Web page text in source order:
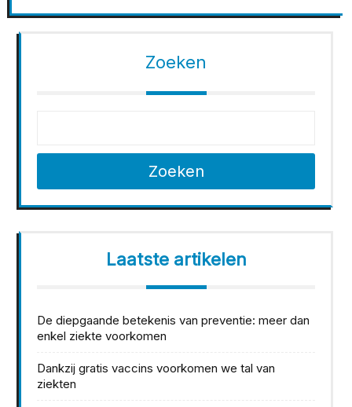
Zoeken
Zoeken
Laatste artikelen
De diepgaande betekenis van preventie: meer dan
enkel ziekte voorkomen
Dankzij gratis vaccins voorkomen we tal van
ziekten